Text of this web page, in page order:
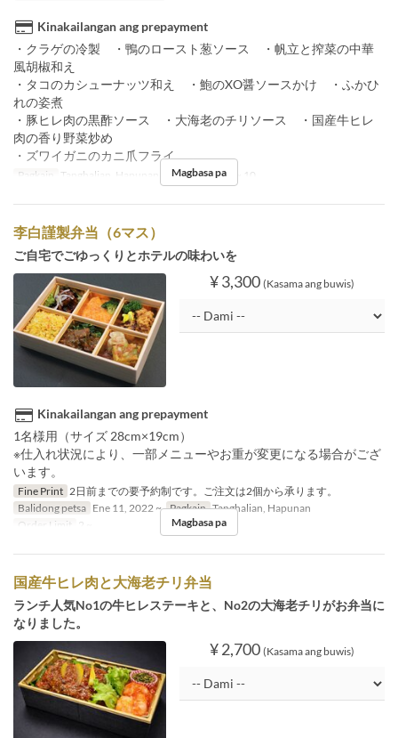
Kinakailangan ang prepayment
・クラゲの冷製 ・鴨のロースト葱ソース ・帆立と搾菜の中華
風胡椒和え
・タコのカシューナッツ和え ・鮑のXO醤ソースかけ ・ふかひ
れの姿煮
・豚ヒレ肉の黒酢ソース ・大海老のチリソース ・国産牛ヒレ
肉の香り野菜炒め
・ズワイガニのカニ爪フライ
Pagkain Tanghalian, Hapunan Order Limit 1 ~ 10
Magbasa pa
李白謹製弁当（6マス）
ご自宅でごゆっくりとホテルの味わいを
¥ 3,300 (Kasama ang buwis)
Kinakailangan ang prepayment
1名様用（サイズ 28cm×19cm）
※仕入れ状況により、一部メニューやお重が変更になる場合がござ
います。
Fine Print 2日前までの要予約制です。ご注文は2個から承ります。
Balidong petsa Ene 11, 2022 ~ Pagkain Tanghalian, Hapunan
Order Limit
2 ~ Magbasa pa
国産牛ヒレ肉と大海老チリ弁当
ランチ人気No1の牛ヒレステーキと、No2の大海老チリがお弁当に
なりました。
¥ 2,700 (Kasama ang buwis)